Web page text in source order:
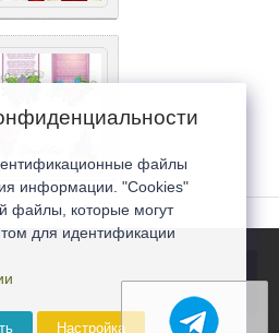
файлы
информации. "Cookies"
файлы, которые могут
для идентификации
Настройка